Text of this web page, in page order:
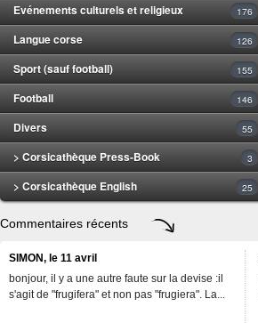
Evénements culturels et religieux 176
Langue corse 126
Sport (sauf football) 155
Football 146
Divers 55
> Corsicathèque Press-Book 3
> Corsicathèque English 25
Commentaires récents
SIMON, le 11 avril
bonjour, il y a une autre faute sur la devise :il
s'agit de "frugifera" et non pas "frugiera". La...